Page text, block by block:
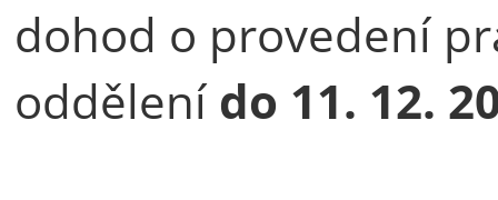
dohod o provedení
oddělení do 11. 12.